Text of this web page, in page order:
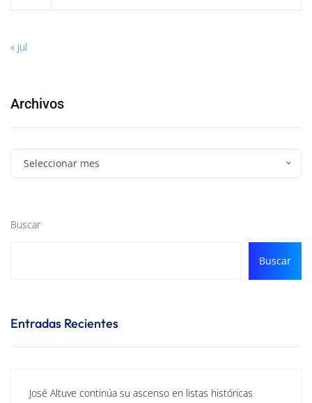
« Jul
Archivos
Seleccionar mes
Buscar
Buscar
Entradas Recientes
José Altuve continúa su ascenso en listas históricas